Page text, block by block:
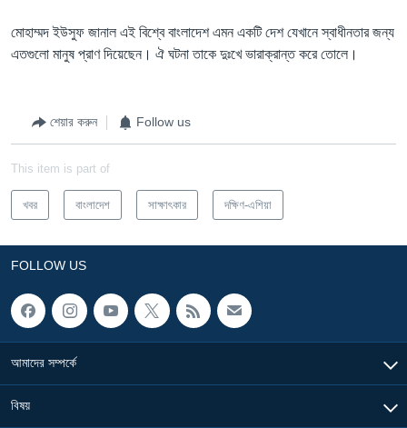
মোহাম্মদ ইউসুফ জানাল এই বিশ্বে বাংলাদেশ এমন একটি দেশ যেখানে স্বাধীনতার জন্য
এতগুলো মানুষ প্রাণ দিয়েছেন। ঐ ঘটনা তাকে দুঃখে ভারাক্রান্ত করে তোলে।
শেয়ার করুন Follow us
This item is part of
খবর বাংলাদেশ সাক্ষাৎকার দক্ষিণ-এশিয়া
FOLLOW US
আমাদের সম্পর্কে
বিষয়